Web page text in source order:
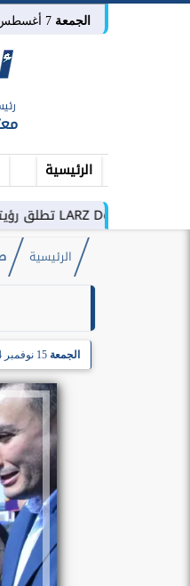
الجمعة
الرئيسية
الرئيسية
الجمعة 15 نوفمبر 2024